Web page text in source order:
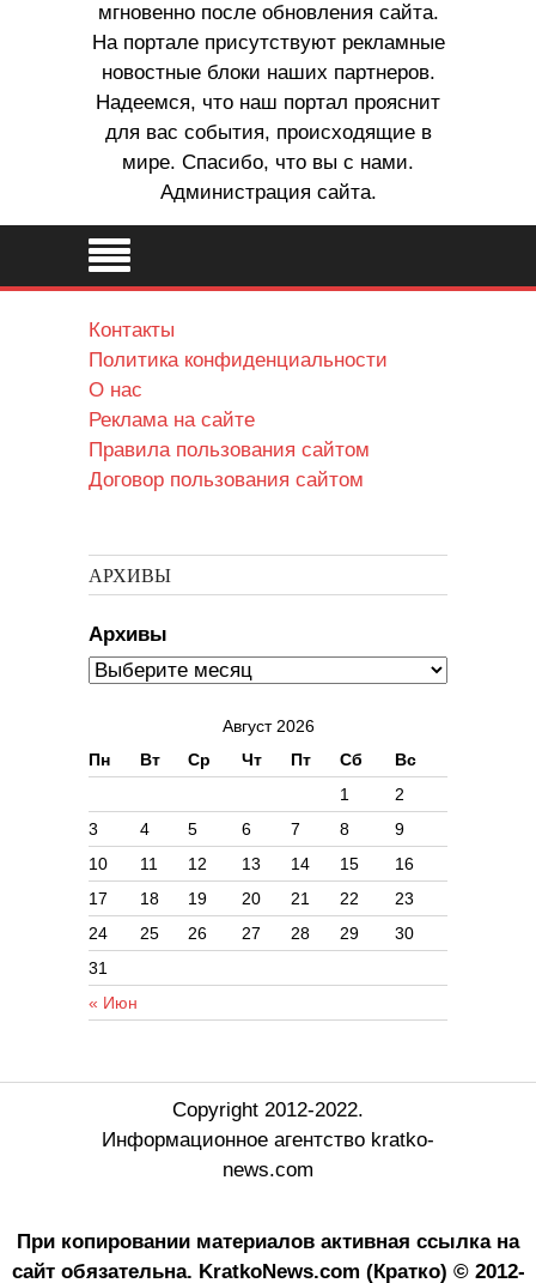
мгновенно после обновления сайта.
На портале присутствуют рекламные
новостные блоки наших партнеров.
Надеемся, что наш портал прояснит
для вас события, происходящие в
мире. Спасибо, что вы с нами.
Администрация сайта.
Контакты
Политика конфиденциальности
О нас
Реклама на сайте
Правила пользования сайтом
Договор пользования сайтом
АРХИВЫ
Архивы
Август 2026
Пн
Вт Ср Чт Пт Сб Вс
« Июн
1
2
3
4 5 6 7 8
9
10
11 12 13 14 15
16
17
18 19 20 21 22
23
24
25 26 27 28 29
30
31
Copyright 2012-2022.
Информационное агентство kratko-
news.com
При копировании материалов активная ссылка на
сайт обязательна. KratkoNews.com (Кратко) © 2012-